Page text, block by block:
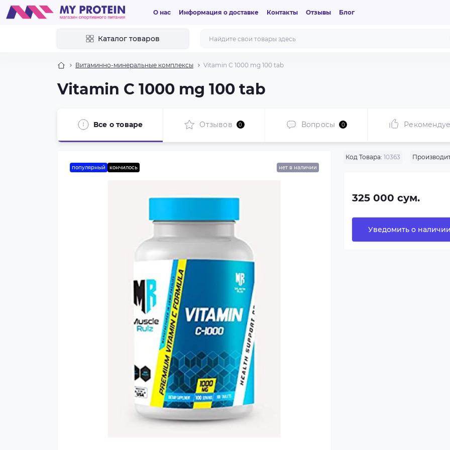
О нас Информация о доставке Контакты Отзывы Блог
Каталог товаров
Витаминно-минеральные комплексы Vitamin C 1000 mg 100 tab
Vitamin C 1000 mg 100 tab
Все о товаре Отзывов 0 Вопросы 0
популярный кончилось нет в наличии
Код Товара: 10363
325 000 сум.
Уведомить о